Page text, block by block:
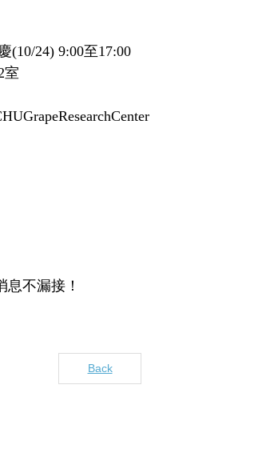
(10/24) 9:00至17:00
室
不漏接！
Back